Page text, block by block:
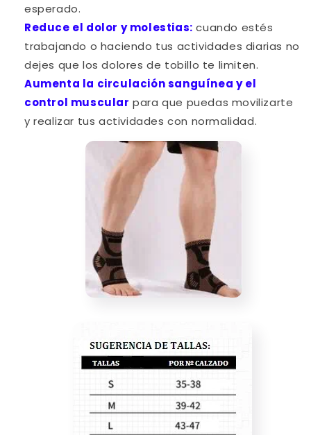
esperado.
Reduce el dolor y molestias: cuando estés
trabajando o haciendo tus actividades diarias no
dejes que los dolores de tobillo te limiten.
Aumenta la circulación sanguínea y el
control muscular para que puedas movilizarte
y realizar tus actividades con normalidad.